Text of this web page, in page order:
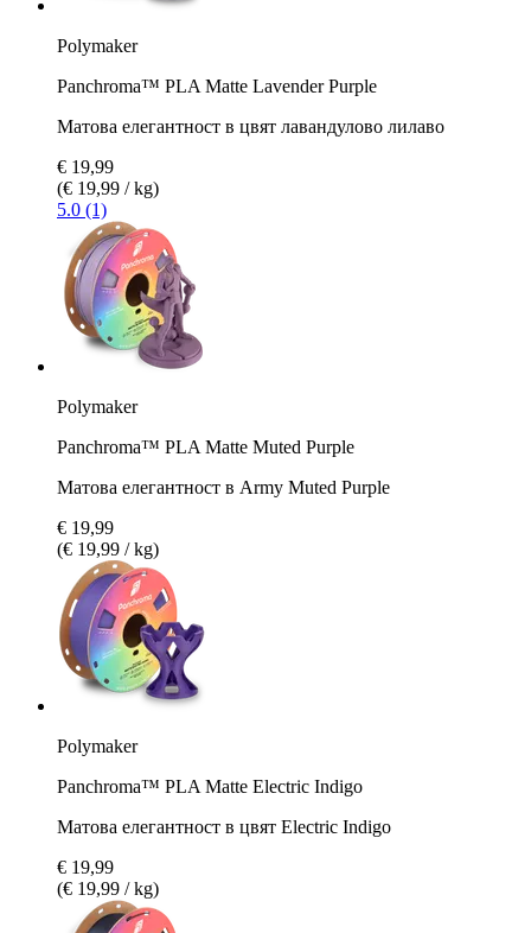
Polymaker
Panchroma™ PLA Matte Lavender Purple
Матова елегантност в цвят лавандулово лилаво
€ 19,99
(€ 19,99 / kg)
5.0 (1)
Polymaker
Panchroma™ PLA Matte Muted Purple
Матова елегантност в Army Muted Purple
€ 19,99
(€ 19,99 / kg)
Polymaker
Panchroma™ PLA Matte Electric Indigo
Матова елегантност в цвят Electric Indigo
€ 19,99
(€ 19,99 / kg)